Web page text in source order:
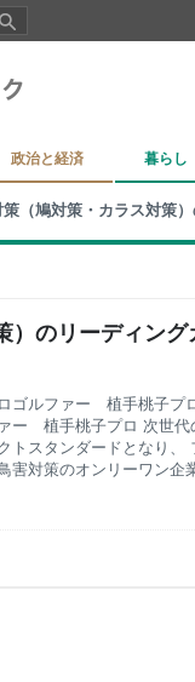
政治と経済 暮らし
策（鳩対策・カラス対策
）のリーディング
ゴルファー 植手桃子プ
ー 植手桃子プロ 次世代
トスタンダードとなり、
害対策のオンリーワン企
ています。 お知らせ 【
する調印式実施のお知ら